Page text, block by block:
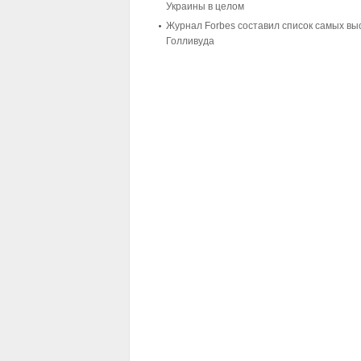
Украины в целом
Журнал Forbes составил список самых
Голливуда